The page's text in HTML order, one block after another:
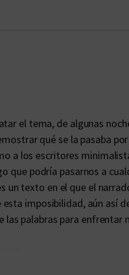
el tema, de algunas
qué se la pasaba
a los escritores
que podría pasarnos a
texto en el que el
imposibilidad, aún así
palabras para enfrentar